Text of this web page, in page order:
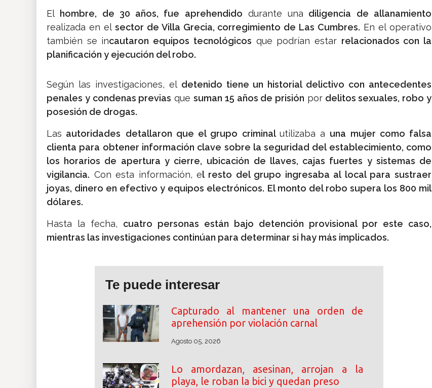
El hombre, de 30 años, fue aprehendido durante una diligencia de allanamiento
realizada en el sector de Villa Grecia, corregimiento de Las Cumbres. En el operativo
también se incautaron equipos tecnológicos que podrían estar relacionados con la
planificación y ejecución del robo.
Según las investigaciones, el detenido tiene un historial delictivo con antecedentes
penales y condenas previas que suman 15 años de prisión pordelitos sexuales, robo y
posesión de drogas.
Las autoridades detallaron que el grupo criminal utilizaba a una mujer como falsa
clienta para obtener información clave sobre la seguridad del establecimiento, como
los horarios de apertura y cierre, ubicación de llaves, cajas fuertes y sistemas de
vigilancia. Con esta información, el resto del grupo ingresaba al local para sustraer
joyas, dinero en efectivo y equipos electrónicos. El monto del robo supera los 800 mil
dólares.
Hasta la fecha, cuatro personas están bajo detención provisional por este caso,
mientras las investigaciones continúan para determinar si hay más implicados.
Te puede interesar
Capturado al mantener una orden de
aprehensión por violación carnal
Agosto 05, 2026
Lo amordazan, asesinan, arrojan a la
playa, le roban la bici y quedan preso